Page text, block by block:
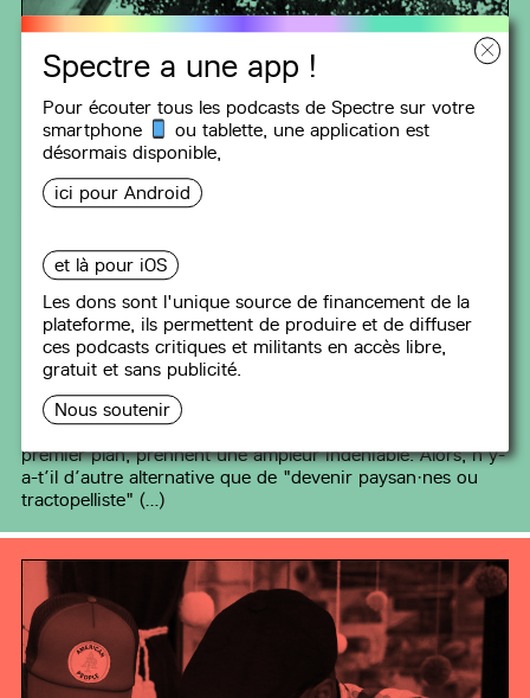
Spectre a une app !
Pour écouter tous les podcasts de Spectre sur votre
smartphone
ou tablette, uneapplication est
désormais disponible,
ici pour Android
et là pour iOS
Les dons sont l'unique source de financement de la
plateforme, ils permettent de produire et de diffuser
ces podcasts critiques et militants en accès libre,
gratuit et sans publicité.
Nous soutenir
ZOOM ÉCOLOGIE
#37Le Soulèvement des villes -
pour une écologie politique de
l’habiter en ville
57 min
mobilisations rurales, menées en premier lieu par les
paysan·nes s’affirmant comme un sujet politique de
premier plan, prennent une ampleur indéniable. Alors, n’y-
a-t’il d’autre alternative que de "devenir paysan·nes ou
tractopelliste" (…)